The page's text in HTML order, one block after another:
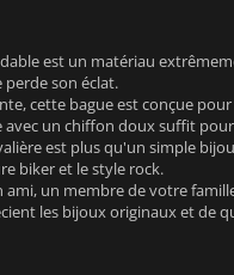
est un matériau
perde son éclat.
cette bague est conçue
avec un chiffon doux suffit
est plus qu'un simple
biker et le style rock.
ami, un membre de votre
les bijoux originaux et de